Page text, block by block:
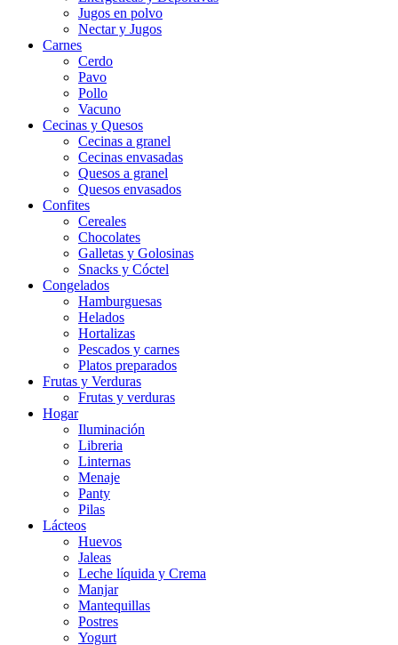
Jugos en polvo
Nectar y Jugos
Carnes
Cerdo
Pavo
Pollo
Vacuno
Cecinas y Quesos
Cecinas a granel
Cecinas envasadas
Quesos a granel
Quesos envasados
Confites
Cereales
Chocolates
Galletas y Golosinas
Snacks y Cóctel
Congelados
Hamburguesas
Helados
Hortalizas
Pescados y carnes
Platos preparados
Frutas y Verduras
Frutas y verduras
Hogar
Iluminación
Libreria
Linternas
Menaje
Panty
Pilas
Lácteos
Huevos
Jaleas
Leche líquida y Crema
Manjar
Mantequillas
Postres
Yogurt